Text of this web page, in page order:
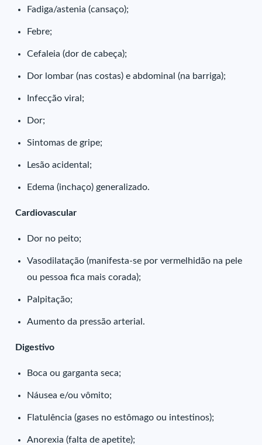
Fadiga/astenia (cansaço);
Febre;
Cefaleia (dor de cabeça);
Dor lombar (nas costas) e abdominal (na barriga);
Infecção viral;
Dor;
Sintomas de gripe;
Lesão acidental;
Edema (inchaço) generalizado.
Cardiovascular
Dor no peito;
Vasodilatação (manifesta-se por vermelhidão na pele
ou pessoa fica mais corada);
Palpitação;
Aumento da pressão arterial.
Digestivo
Boca ou garganta seca;
Náusea e/ou vômito;
Flatulência (gases no estômago ou intestinos);
Anorexia (falta de apetite);